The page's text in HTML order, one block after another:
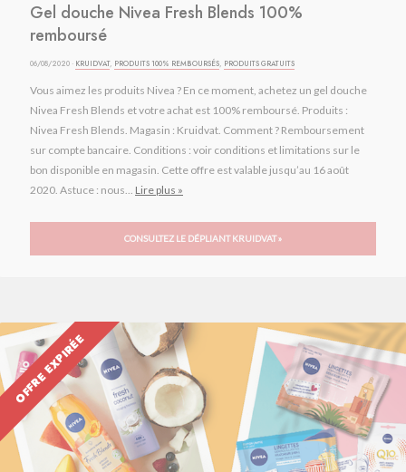
Gel douche Nivea Fresh Blends 100%
remboursé
06/08/2020 · KRUIDVAT, PRODUITS 100% REMBOURSÉS, PRODUITS GRATUITS
Vous aimez les produits Nivea ? En ce moment, achetez un gel douche
Nivea Fresh Blends et votre achat est 100% remboursé. Produits :
Nivea Fresh Blends. Magasin : Kruidvat. Comment ? Remboursement
sur compte bancaire. Conditions : voir conditions et limitations sur le
bon disponible en magasin. Cette offre est valable jusqu’au 16 août
2020. Astuce : nous... Lire plus »
CONSULTEZ LE DÉPLIANT KRUIDVAT »
OFFRE EXPIRÉE